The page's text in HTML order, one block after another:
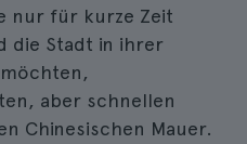
nur für kurze Zeit
die Stadt in ihrer
aber schnellen
Chinesischen Mauer.